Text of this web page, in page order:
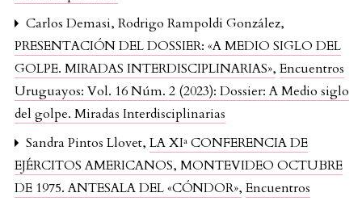
Carlos Demasi, Rodrigo Rampoldi González,
PRESENTACIÓN DEL DOSSIER: «A MEDIO SIGLO DEL
GOLPE. MIRADAS INTERDISCIPLINARIAS»,Encuentros
Uruguayos: Vol. 16 Núm. 2 (2023): Dossier: A Medio siglo
del golpe. Miradas Interdisciplinarias
Sandra Pintos Llovet, LA XIª CONFERENCIA DE
EJÉRCITOS AMERICANOS, MONTEVIDEO OCTUBRE
DE 1975. ANTESALA DEL «CÓNDOR»,Encuentros